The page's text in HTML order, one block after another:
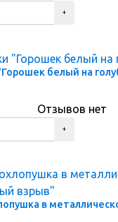
белый на
Отзывов нет
в